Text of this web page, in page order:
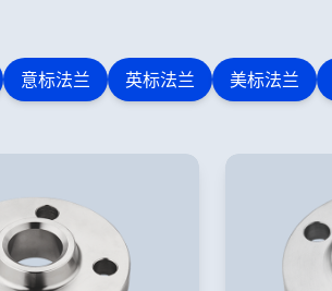
意标法兰 英标法兰 美标法兰